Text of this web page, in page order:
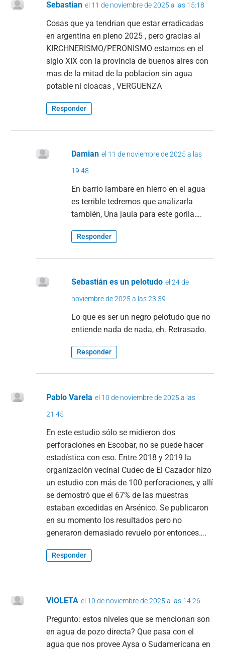
Sebastian el 11 de noviembre de 2025 a las 15:18
Cosas que ya tendrian que estar erradicadas
en argentina en pleno 2025 , pero gracias al
KIRCHNERISMO/PERONISMO estamos en el
siglo XIX con la provincia de buenos aires con
mas de la mitad de la poblacion sin agua
potable ni cloacas , VERGUENZA
Responder
Damian el 11 de noviembre de 2025 a las
19:48
En barrio lambare en hierro en el agua
es terrible tedremos que analizarla
también, Una jaula para este gorila….
Responder
Sebastián es un pelotudo el 24 de
noviembre de 2025 a las 23:39
Lo que es ser un negro pelotudo que no
entiende nada de nada, eh. Retrasado.
Responder
Pablo Varela el 10 de noviembre de 2025 a las
21:45
En este estudio sólo se midieron dos
perforaciones en Escobar, no se puede hacer
estadística con eso. Entre 2018 y 2019 la
organización vecinal Cudec de El Cazador hizo
un estudio con más de 100 perforaciones, y allí
se demostró que el 67% de las muestras
estaban excedidas en Arsénico. Se publicaron
en su momento los resultados pero no
generaron demasiado revuelo por entonces….
Responder
VIOLETA el 10 de noviembre de 2025 a las 14:26
Pregunto: estos niveles que se mencionan son
en agua de pozo directa? Que pasa con el
agua que nos provee Aysa o Sudamericana en